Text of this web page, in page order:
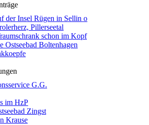
der Insel Rügen in Sellin o
Pillerseetal
schon im Kopf
Ostseebad Boltenhagen
G.G.
im HzP
Zingst
Krause